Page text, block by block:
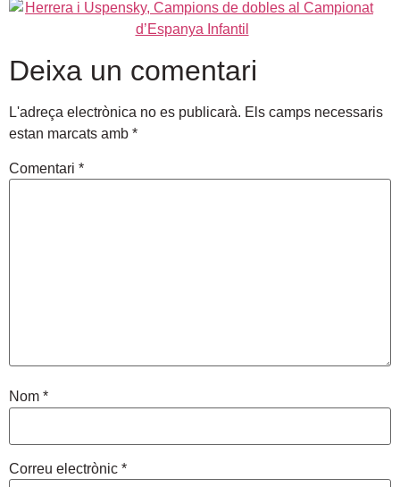
Deixa un comentari
L'adreça electrònica no es publicarà. Els camps necessaris
estan marcats amb *
Comentari *
Nom *
Correu electrònic *